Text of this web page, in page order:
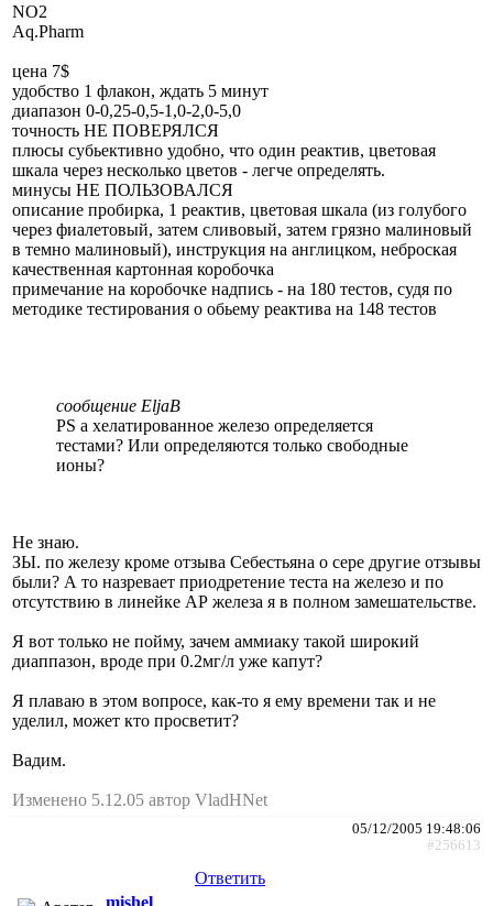
NO2
Aq.Pharm
цена 7$
удобство 1 флакон, ждать 5 минут
диапазон 0-0,25-0,5-1,0-2,0-5,0
точность НЕ ПОВЕРЯЛСЯ
плюсы субьективно удобно, что один реактив, цветовая
шкала через несколько цветов - легче определять.
минусы НЕ ПОЛЬЗОВАЛСЯ
описание пробирка, 1 реактив, цветовая шкала (из голубого
через фиалетовый, затем сливовый, затем грязно малиновый
в темно малиновый), инструкция на англицком, неброская
качественная картонная коробочка
примечание на коробочке надпись - на 180 тестов, судя по
методике тестирования о обьему реактива на 148 тестов
сообщение EljaB
PS а хелатированное железо определяется
тестами? Или определяются только свободные
ионы?
Не знаю.
ЗЫ. по железу кроме отзыва Себестьяна о сере другие отзывы
были? А то назревает приодретение теста на железо и по
отсутствию в линейке АР железа я в полном замешательстве.
Я вот только не пойму, зачем аммиаку такой широкий
диаппазон, вроде при 0.2мг/л уже капут?
Я плаваю в этом вопросе, как-то я ему времени так и не
уделил, может кто просветит?
Вадим.
Изменено 5.12.05 автор VladHNet
05/12/2005 19:48:06
#256613
Ответить
mishel